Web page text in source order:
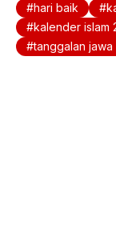
o
o
hari baik
kalender islam
tanggalan jawa